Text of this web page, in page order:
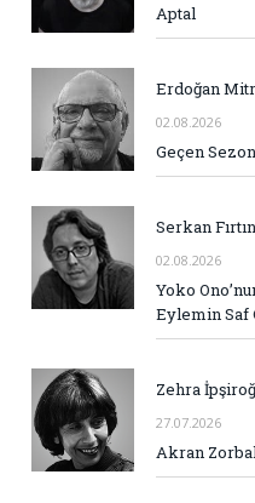
Aptal
Erdoğan
02.08.2026
Geçen
Serkan
02.08.2026
Yoko
Eylemin Saf
Zehra
27.07.2026
Akran